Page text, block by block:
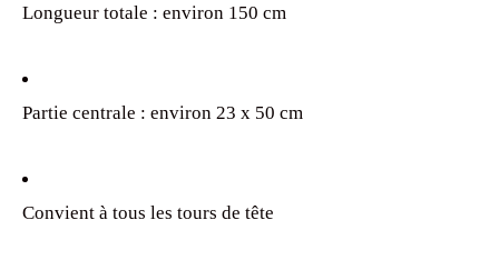
Longueur totale : environ 150 cm
Partie centrale : environ 23 x 50 cm
Convient à tous les tours de tête